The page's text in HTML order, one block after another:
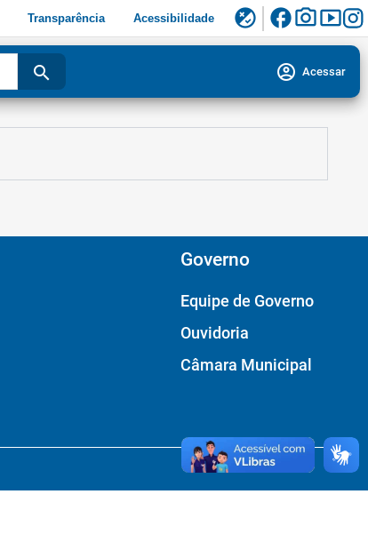
Transparência Acessibilidade flaky facebookphoto_camerasmart_display
search account_circle Acessar
Governo
Equipe de Governo
Ouvidoria
Câmara Municipal